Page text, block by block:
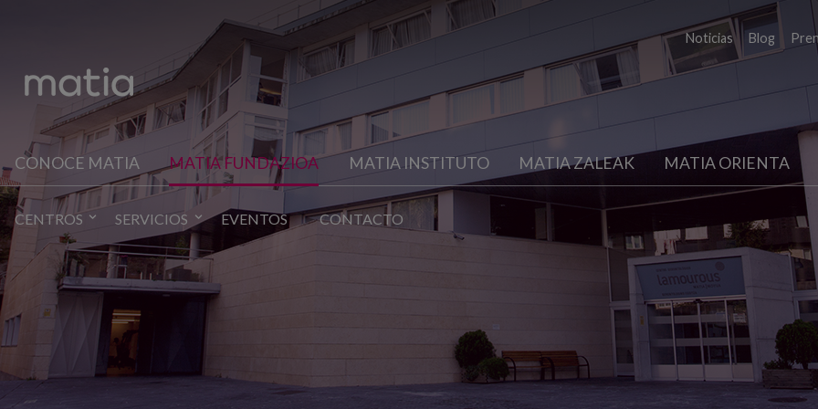
Noticias Blog
CONOCE MATIA MATIA FUNDAZIOA MATIA INSTITUTO MATIA ZALEAK MATIA ORIENTA
CENTROS SERVICIOS EVENTOS CONTACTO